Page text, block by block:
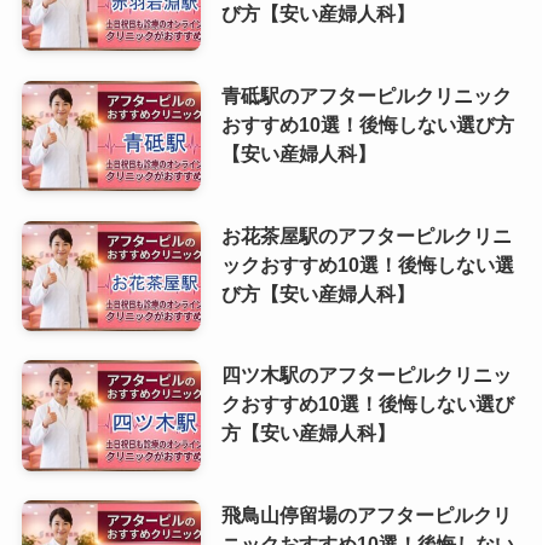
び方【安い産婦人科】
青砥駅のアフターピルクリニック
おすすめ10選！後悔しない選び方
【安い産婦人科】
お花茶屋駅のアフターピルクリニ
ックおすすめ10選！後悔しない選
び方【安い産婦人科】
四ツ木駅のアフターピルクリニッ
クおすすめ10選！後悔しない選び
方【安い産婦人科】
飛鳥山停留場のアフターピルクリ